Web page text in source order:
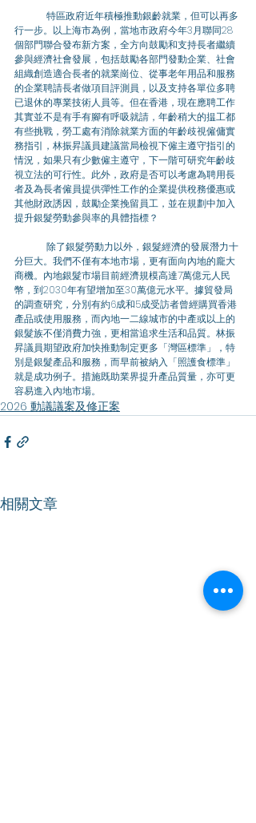
行一步。以上海市為例，當地市政府今年3月聯同28
個部門聯合發布新方案，全方向鼓勵和支持長者繼續
參與經濟社會發展，包括鼓勵各部門發動企業、社會
組織創造適合長者的就業崗位、從事老年用品和服務
的企業聘請長者做項目評測員，以及支持各單位多聘
已退休的專業技術人員等。但在香港，現在應聘工作
其實並不是有手有腳有呼吸就請，年齡稍大的揾工都
有些挑戰，勞工處有消除就業方面的年齡歧視僱傭實
務指引，林振昇議員建議當局檢視下僱主遵守指引的
情況，如果只有少數僱主遵守，下一階可研究年齡歧
視立法的可行性。此外，政府是否可以考慮為聘用長
者及為長者僱員提供彈性工作的企業提供稅務優惠或
其他財政誘因，鼓勵企業挽留員工，並在規劃中加入
提升銀髮勞動參與率的具體指標？
分巨大。我們不僅有本地市場，更有面向內地的龐大
商機。內地銀髮市場目前經濟規模高達7萬億元人民
幣，到2030年有望增加至30萬億元水平。據貿發局
的調查研究，分別有約6成和5成受訪者曾經購買香港
產品或使用服務，而內地一二線城市的中產或以上的
銀髮族不僅消費力強，更相當追求生活和品質。林振
昇議員期望政府加快推動制定更多「灣區標準」，特
別是銀髮產品和服務，而早前被納入「照護食標準」
就是成功例子。措施既助業界提升產品質量，亦可更
容易進入內地市場。
2026 動議議案及修正案
相關文章